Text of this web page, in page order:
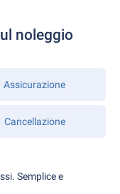
noleggio
Assicurazione
Cancellazione
Semplice e